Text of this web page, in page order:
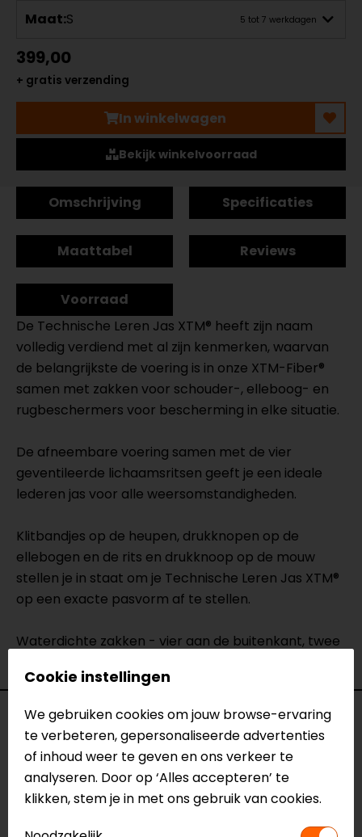
Maat:S 5 tot 7 werkdagen
399,00
+ gratis verzending
In winkelwagen
Bekijk winkelvoorraad
Omschrijving Specificaties
Maattabel Reviews
Voorraad
De Technische Leren Jas XTM® heeft zijn naam
volledig verdiend met al zijn kenmerken, waarvan
de belangrijkste de voering is in onze XTM-Fiber®
samen met zakken voor schouder-, elleboog- en
rugbeschermers voor bescherming in elke situatie.
De afneembare voering samen met de vier
geventileerde lichaamsritsen geeft je een ideale
lederen jas voor alle weersomstandigheden.
Klitbandjes op de heupen, drukknopen op de
ellebogen en de rits en drukknoop op de mouw
stellen je in staat om je Technische Leren Jas XTM®
op een exacte pasvorm af te stellen.
Waterdichte zakken - vier aan de buitenkant, twee
Specificaties
Naam
Leather Jacket Technical
Model
JLE6002
Merk
John Doe
Cookie instellingen
We gebruiken cookies om jouw browse-ervaring
te verbeteren, gepersonaliseerde advertenties
of inhoud weer te geven en ons verkeer te
analyseren. Door op ‘Alles accepteren’ te
klikken, stem je in met ons gebruik van cookies.